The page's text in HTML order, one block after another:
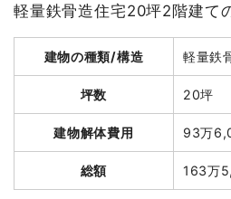
建物解体費用 122万
総額 186万
品名
木造店舗兼住宅36坪2階
36坪
軽量鉄骨造住宅20坪2階建て
建物の種類/構造 軽量鉄
坪数 20坪
建物解体費用 93万
総額 163万